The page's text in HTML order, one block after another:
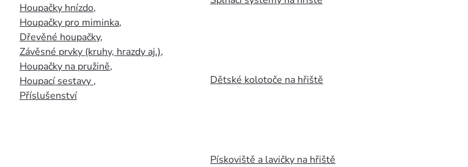
Houpačky hnízdo,
Houpačky pro miminka,
Dřevěné houpačky,
Závěsné prvky (kruhy, hrazdy aj.),
Houpačky na pružině,
Houpací sestavy ,
Příslušenství
Dětské kolotoče na hřiště
Pískoviště a lavičky na hřiště